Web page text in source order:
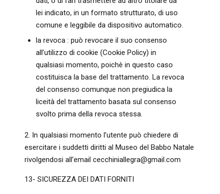
lei indicato, in un formato strutturato, di uso
comune e leggibile da dispositivo automatico.
la revoca : può revocare il suo consenso
all’utilizzo di cookie (Cookie Policy) in
qualsiasi momento, poichè in questo caso
costituisca la base del trattamento. La revoca
del consenso comunque non pregiudica la
liceità del trattamento basata sul consenso
svolto prima della revoca stessa.
2. In qualsiasi momento l’utente può chiedere di
esercitare i suddetti diritti al Museo del Babbo Natale
rivolgendosi all’email cecchiniallegra@gmail.com
13- SICUREZZA DEI DATI FORNITI